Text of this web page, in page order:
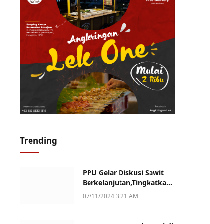
Trending
PPU Gelar Diskusi Sawit
Berkelanjutan,Tingkatkan
Daya Saing dan Kualitas
07/11/2024 3:21 AM